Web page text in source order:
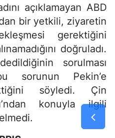
açıklamayan ABD
bir yetkili, ziyaretin
gerektiğini
doğruladı.
sorulması
sorunun Pekin’e
söyledi. Çin
konuyla ilgili